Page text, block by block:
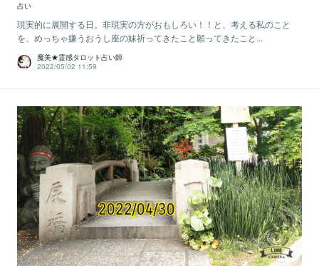
占い
現実的に展開する日。非現実の方がおもしろい！！と、考える私のこと
を、めっちゃ嫌うおうし座の妹祈ってきたこと願ってきたこと...
魔美★霊感タロット占い師
2022/05/02 11:59